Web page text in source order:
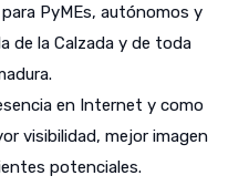
PyMEs, autónomos y
de la Calzada y de toda
en Internet y como
visibilidad, mejor imagen
potenciales.